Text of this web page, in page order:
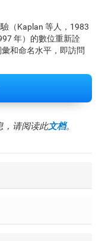
（Kaplan 等人，1983
年）的數位重新詮
和命名水平，即訪問
，请阅读此文档。